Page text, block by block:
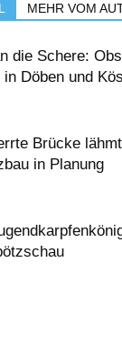
MEHR VOM
die Schere:
in Döben und
Brücke
in Planung